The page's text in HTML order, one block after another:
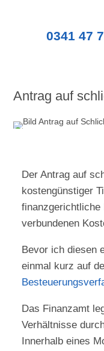
0341 47
Antrag auf
Der Antrag auf
kostengünstiger
finanzgerichtliche
verbundenen
Bevor ich diesen
einmal kurz auf
Das Finanzamt
Verhältnisse
Innerhalb eines